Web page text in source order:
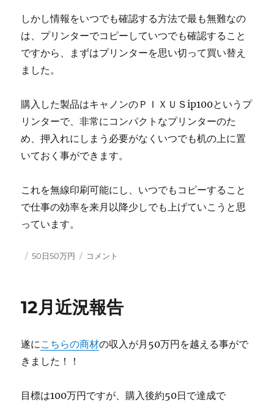
しかし情報をいつでも確認する方法で最も無難なの
は、プリンターでコピーしていつでも確認すること
ですから、まずはプリンターを思い切って買い替え
ました。
購入した製品はキャノンのＰＩＸＵＳip100というプ
リンターで、非常にコンパクトなプリンターのた
め、押入れにしまう必要がなくいつでも机の上に置
いておく事ができます。
これを無線印刷可能にし、いつでもコピーすること
で仕事の効率を来月以降少しでも上げていこうと思
っています。
投 カ
ー
50日50万円
3
支
コメント
12月近況報告
遂にこちらの商材の収入が月50万円を越える事がで
きました！！
目標は100万円ですが、購入後約50日で達成で